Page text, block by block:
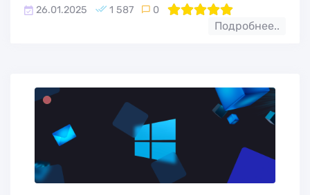
26.01.2025 1 587 0 100
1 2 3 4 5
Подробнее..